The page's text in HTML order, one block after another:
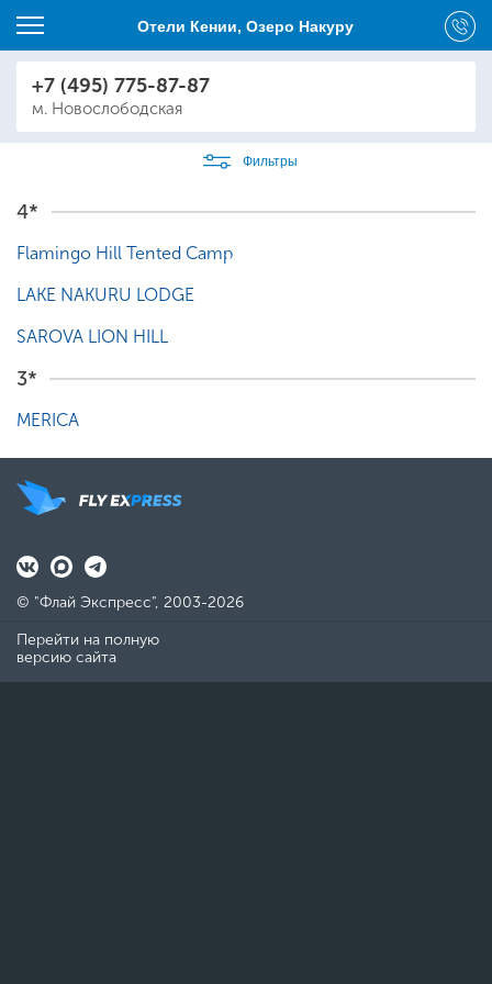
Отели Кении, Озеро Накуру
+7 (495) 775-87-87
м. Новослободская
Фильтры
4*
Flamingo Hill Tented Camp
LAKE NAKURU LODGE
SAROVA LION HILL
3*
MERICA
© "Флай Экспресс", 2003-2026
Перейти на полную
версию сайта